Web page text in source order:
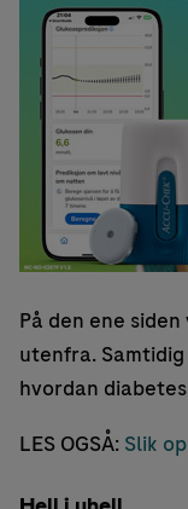
På den ene
utenfra.
hvordan
LES OGSÅ: Slik